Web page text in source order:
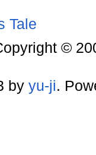
Tale
©
by yu-ji.